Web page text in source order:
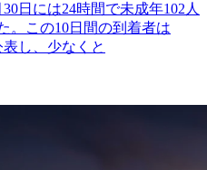
日には24時間で未成年102人
。この10日間の到着者は
し、少なくと